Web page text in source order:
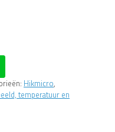
Hikmicro,
temperatuur en